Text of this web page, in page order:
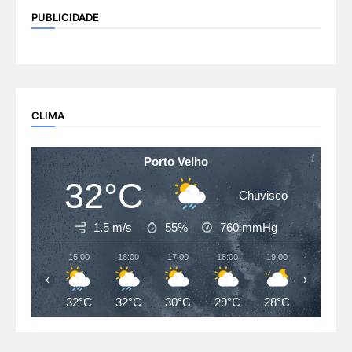
PUBLICIDADE
CLIMA
Porto Velho
32°C Chuvisco
1.5 m/s 55% 760mmHg
15:00
32°C
16:00
32°C
17:00
30°C
18:00
29°C
19:00
28°C
20:00
27°C
‹ ›